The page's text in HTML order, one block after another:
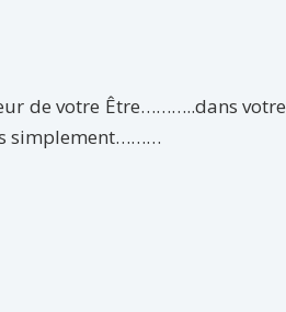
de votre Être………..dans votre
simplement………